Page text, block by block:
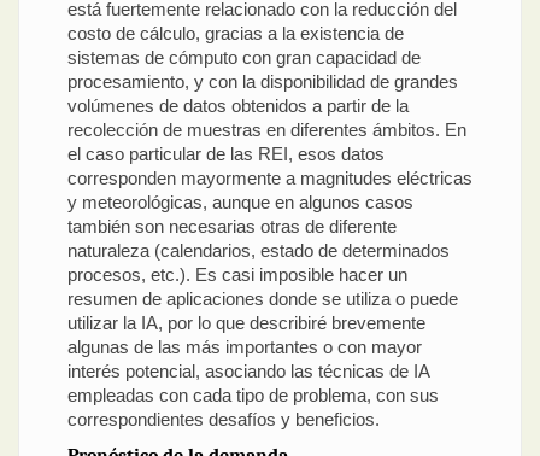
está fuertemente relacionado con la reducción del
costo de cálculo, gracias a la existencia de
sistemas de cómputo con gran capacidad de
procesamiento, y con la disponibilidad de grandes
volúmenes de datos obtenidos a partir de la
recolección de muestras en diferentes ámbitos. En
el caso particular de las REI, esos datos
corresponden mayormente a magnitudes eléctricas
y meteorológicas, aunque en algunos casos
también son necesarias otras de diferente
naturaleza (calendarios, estado de determinados
procesos, etc.). Es casi imposible hacer un
resumen de aplicaciones donde se utiliza o puede
utilizar la IA, por lo que describiré brevemente
algunas de las más importantes o con mayor
interés potencial, asociando las técnicas de IA
empleadas con cada tipo de problema, con sus
correspondientes desafíos y beneficios.